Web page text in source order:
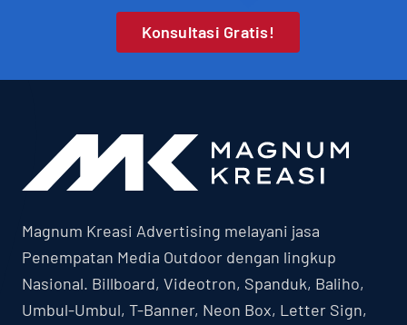
Konsultasi Gratis!
Magnum Kreasi Advertising melayani jasa
Penempatan Media Outdoor dengan lingkup
Nasional. Billboard, Videotron, Spanduk, Baliho,
Umbul-Umbul, T-Banner, Neon Box, Letter Sign,